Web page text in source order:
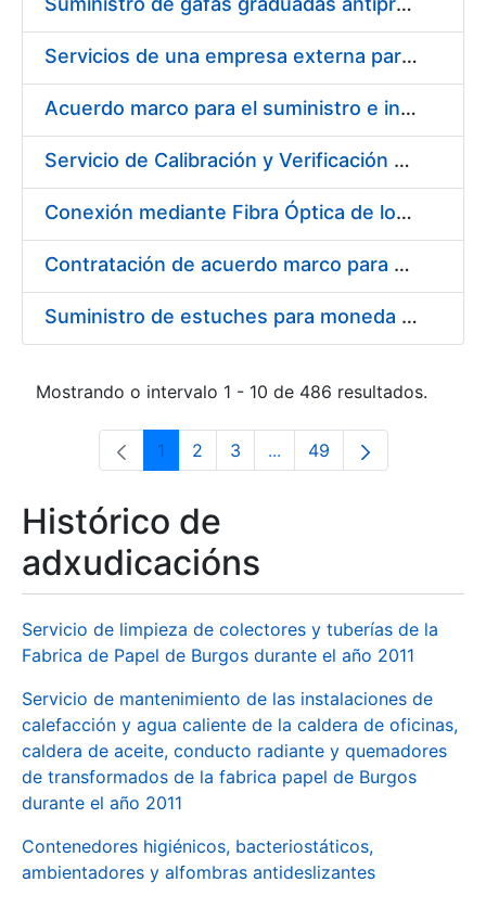
Servicios de una empresa externa para el asesoramiento y resolución de los recursos de alzada que se presentan relacionados con procesos de selección para la FNMT-RCM
Acuerdo marco para el suministro e instalación de persianas, estores y otros complementos
Servicio de Calibración y Verificación Externa de los Equipos de Medición del Servicio de Prevención de la FNMT-RCM
Conexión mediante Fibra Óptica de los Centros de Proceso de Datos (CPDs) de las sedes de la FNMT-RCM de Burgos y Madrid
Contratación de acuerdo marco para el Suministro de Material de Electricidad para la Fábrica Nacional de Moneda y Timbre-Real Casa de la Moneda en su centro de trabajo de Burgos
Suministro de estuches para moneda de 30 €
Mostrando o intervalo 1 - 10 de 486 resultados.
Páxina
1 Páxina
2 Páxina
3 ...Páxinas intermedias Use
Páxina
49
Histórico de
adxudicacións
Servicio de limpieza de colectores y tuberías de la
Fabrica de Papel de Burgos durante el año 2011
Servicio de mantenimiento de las instalaciones de
calefacción y agua caliente de la caldera de oficinas,
caldera de aceite, conducto radiante y quemadores
de transformados de la fabrica papel de Burgos
durante el año 2011
Contenedores higiénicos, bacteriostáticos,
ambientadores y alfombras antideslizantes